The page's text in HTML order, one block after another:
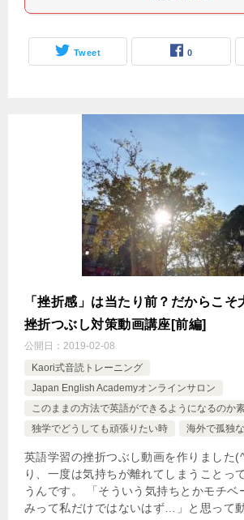
Tweet 0
「挫折感」は当たり前？だからこそ
挫折つぶし対策動画講座[前編]
公開日： 2019-02-08
Kaori式音読トレーニング
Japan English Academyオンラインサロン
このままの方法で英語ができるようになるのか
独学でどうしても頑張りたい時
海外で孤独
英語学習の挫折つぶし動画を作りまし
り、一度は気持ちが離れてしまうことっ
うんです。 「そういう気持ちとかモチベ
みって私だけではないはず…」と思って